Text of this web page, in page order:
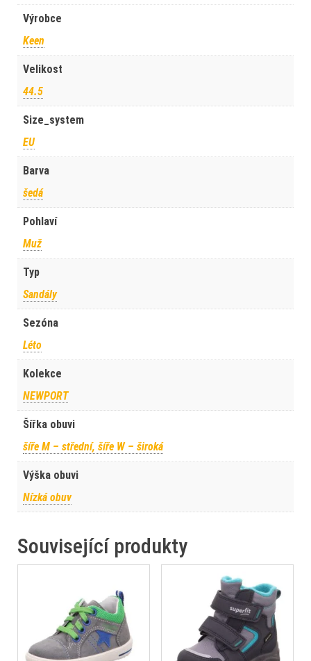
Výrobce
Keen
Velikost
44.5
Size_system
EU
Barva
šedá
Pohlaví
Muž
Typ
Sandály
Sezóna
Léto
Kolekce
NEWPORT
Šířka obuvi
šíře M – střední, šíře W – široká
Výška obuvi
Nízká obuv
Související produkty